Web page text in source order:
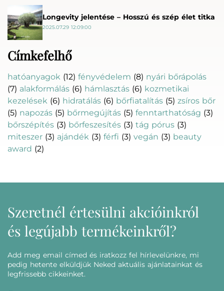
Longevity jelentése – Hosszú és szép élet titka
2025.07.29 12:09:00
Címkefelhő
hatóanyagok (12) fényvédelem (8) nyári bőrápolás
(7) alakformálás (6) hámlasztás (6) kozmetikai
kezelések (6) hidratálás (6) bőrfiatalítás (5) zsíros bőr
(5) napozás (5) bőrmegújítás (5) fenntarthatóság (3)
bőrszépítés (3) bőrfeszesítés (3) tág pórus (3)
miteszer (3) ajándék (3) férfi (3) vegán (3) beauty
award (2)
Szeretnél értesülni akcióinkról
és legújabb termékeinkről?
Add meg email címed és iratkozz fel hírlevelünkre, mi
pedig hetente elküldjük Neked aktuális ajánlatainkat és
legfrissebb cikkeinket.